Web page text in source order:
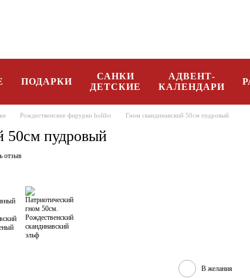
ПОДАРКИ
САНКИ
ДЕТСКИЕ
АДВЕНТ-
КАЛЕНДАРИ
Рождественские фирурки holiho Гном скандинавский 50см пудровый
50см пудровый
отзыв
В желания